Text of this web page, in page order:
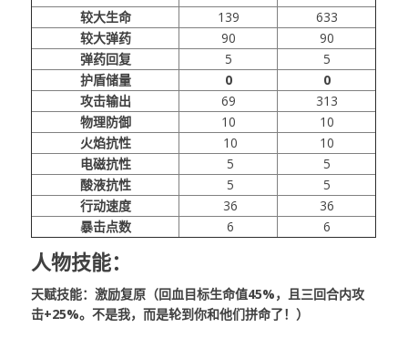
较大生命
139
633
较大弹药
90
90
弹药回复
5
5
护盾储量
0
0
攻击输出
69
313
物理防御
10
10
火焰抗性
10
10
电磁抗性
5
5
酸液抗性
5
5
行动速度
36
36
暴击点数
6 6
人物技能：
天赋技能：激励复原（回血目标生命值45%，且三回合内攻
击+25%。不是我，而是轮到你和他们拼命了！）